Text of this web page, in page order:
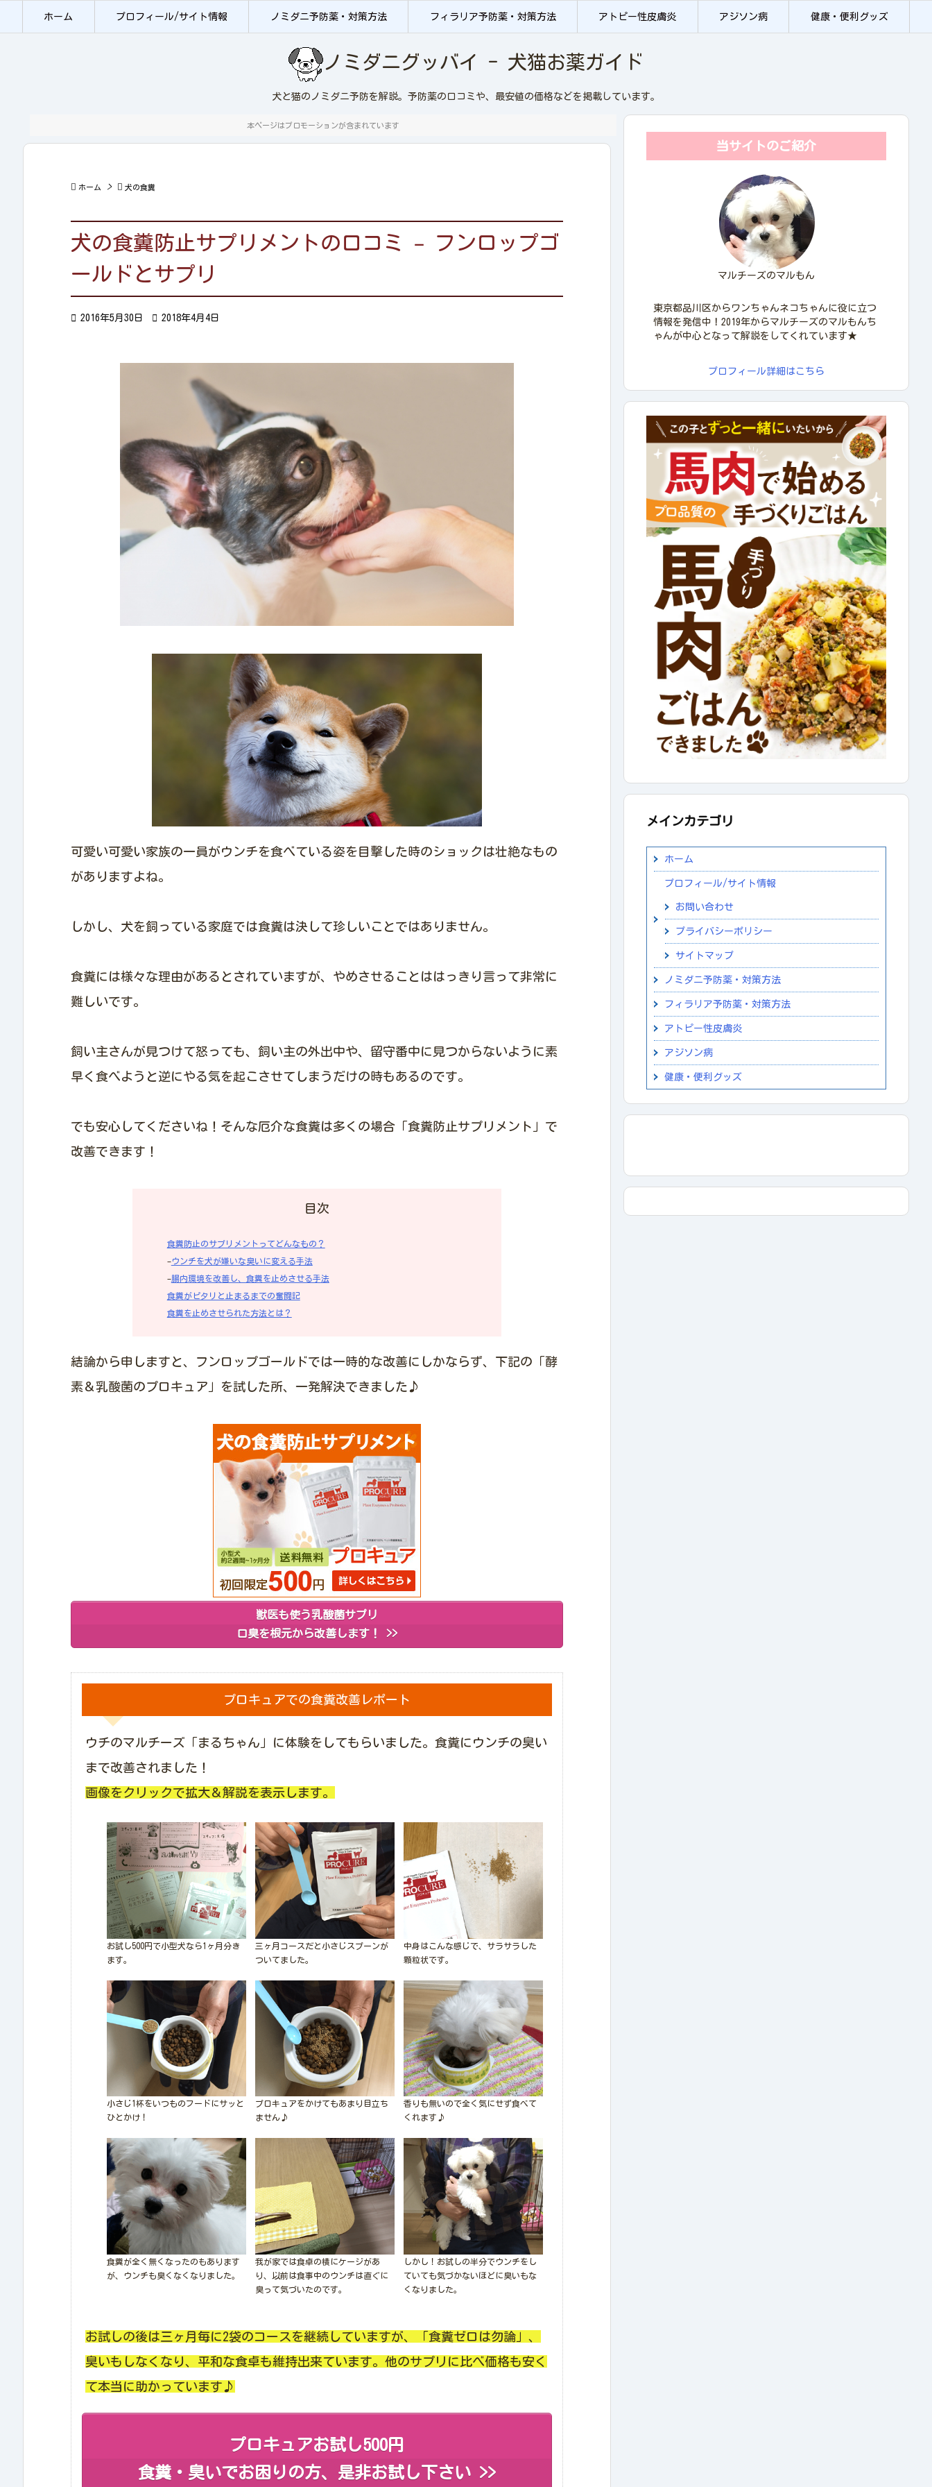
ホーム プロフィール/サイト情報 ノミダニ予防薬・対策方法 フィラリア予防薬・対策方法 アトピー性皮膚炎 アジソン病 健康・便利グッズ
ノミダニグッバイ - 犬猫お薬ガイド
犬と猫のノミダニ予防を解説。予防薬の口コミや、最安値の価格などを掲載しています。
本ページはプロモーションが含まれています
 ホーム >  犬の食糞
犬の食糞防止サプリメントの口コミ – フンロップゴ
ールドとサプリ
 2016年5月30日  2018年4月4日
可愛い可愛い家族の一員がウンチを食べている姿を目撃した時のショックは壮絶なもの
がありますよね。
しかし、犬を飼っている家庭では食糞は決して珍しいことではありません。
食糞には様々な理由があるとされていますが、やめさせることははっきり言って非常に
難しいです。
飼い主さんが見つけて怒っても、飼い主の外出中や、留守番中に見つからないように素
早く食べようと逆にやる気を起こさせてしまうだけの時もあるのです。
でも安心してくださいね！そんな厄介な食糞は多くの場合「食糞防止サプリメント」で
改善できます！
目次
食糞防止のサプリメントってどんなもの？
–ウンチを犬が嫌いな臭いに変える手法
–腸内環境を改善し、食糞を止めさせる手法
食糞がピタリと止まるまでの奮闘記
食糞を止めさせられた方法とは？
結論から申しますと、フンロップゴールドでは一時的な改善にしかならず、下記の「酵
素＆乳酸菌のプロキュア」を試した所、一発解決できました♪
獣医も使う乳酸菌サプリ
口臭を根元から改善します！ >>
プロキュアでの食糞改善レポート
ウチのマルチーズ「まるちゃん」に体験をしてもらいました。食糞にウンチの臭い
まで改善されました！
画像をクリックで拡大＆解説を表示します。
お試し500円で小型犬なら1ヶ月分き
ます。
三ヶ月コースだと小さじスプーンが
ついてました。
中身はこんな感じで、サラサラした
顆粒状です。
小さじ1杯をいつものフードにサッと
ひとかけ！
プロキュアをかけてもあまり目立ち
ません♪
香りも無いので全く気にせず食べて
くれます♪
食糞が全く無くなったのもあります
が、ウンチも臭くなくなりました。
我が家では食卓の横にケージがあ
り、以前は食事中のウンチは直ぐに
臭って気づいたのです。
しかし！お試しの半分でウンチをし
ていても気づかないほどに臭いもな
くなりました。
お試しの後は三ヶ月毎に2袋のコースを継続していますが、「食糞ゼロは勿論」、
臭いもしなくなり、平和な食卓も維持出来ています。他のサプリに比べ価格も安く
て本当に助かっています♪
プロキュアお試し500円
食糞・臭いでお困りの方、是非お試し下さい >>
当サイトのご紹介
マルチーズのマルもん
東京都品川区からワンちゃんネコちゃんに役に立つ
情報を発信中！2019年からマルチーズのマルもんち
ゃんが中心となって解説をしてくれています★
プロフィール詳細はこちら
メインカテゴリ
ホーム
プロフィール/サイト情報
お問い合わせ
プライバシーポリシー
サイトマップ
ノミダニ予防薬・対策方法
フィラリア予防薬・対策方法
アトピー性皮膚炎
アジソン病
健康・便利グッズ